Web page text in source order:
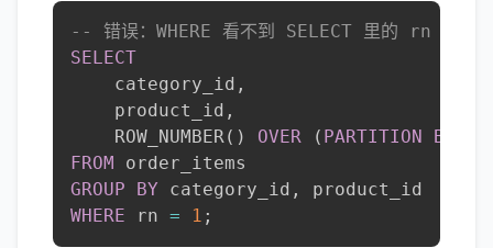
-- 错误：WHERE 看不到 SELECT 里的 rn
SELECT
    category_id
,
    product_id
,
    ROW_NUMBER
( ) OVER ( PARTITION BY
FROM
GROUP
BY category_id ,
WHERE rn = 1 ;